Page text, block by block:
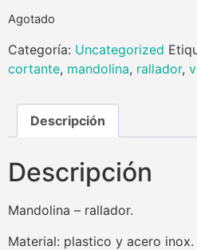
Agotado
Categoría: Uncategorized
cortante, mandolina, rallador,
Descripción
Descripción
Mandolina – rallador.
Material: plastico y acero inox.